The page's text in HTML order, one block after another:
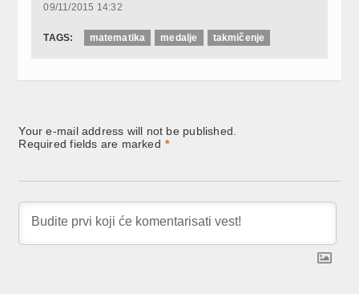
09/11/2015 14:32
TAGS: matematika medalje takmičenje
Your e-mail address will not be published.
Required fields are marked *